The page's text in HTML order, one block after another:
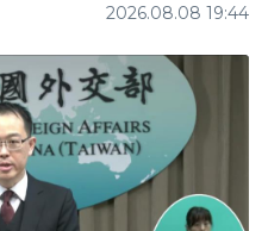
2026.08.08 19:44